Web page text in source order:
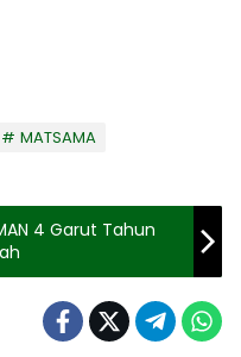
MATSAMA
4 Garut Tahun